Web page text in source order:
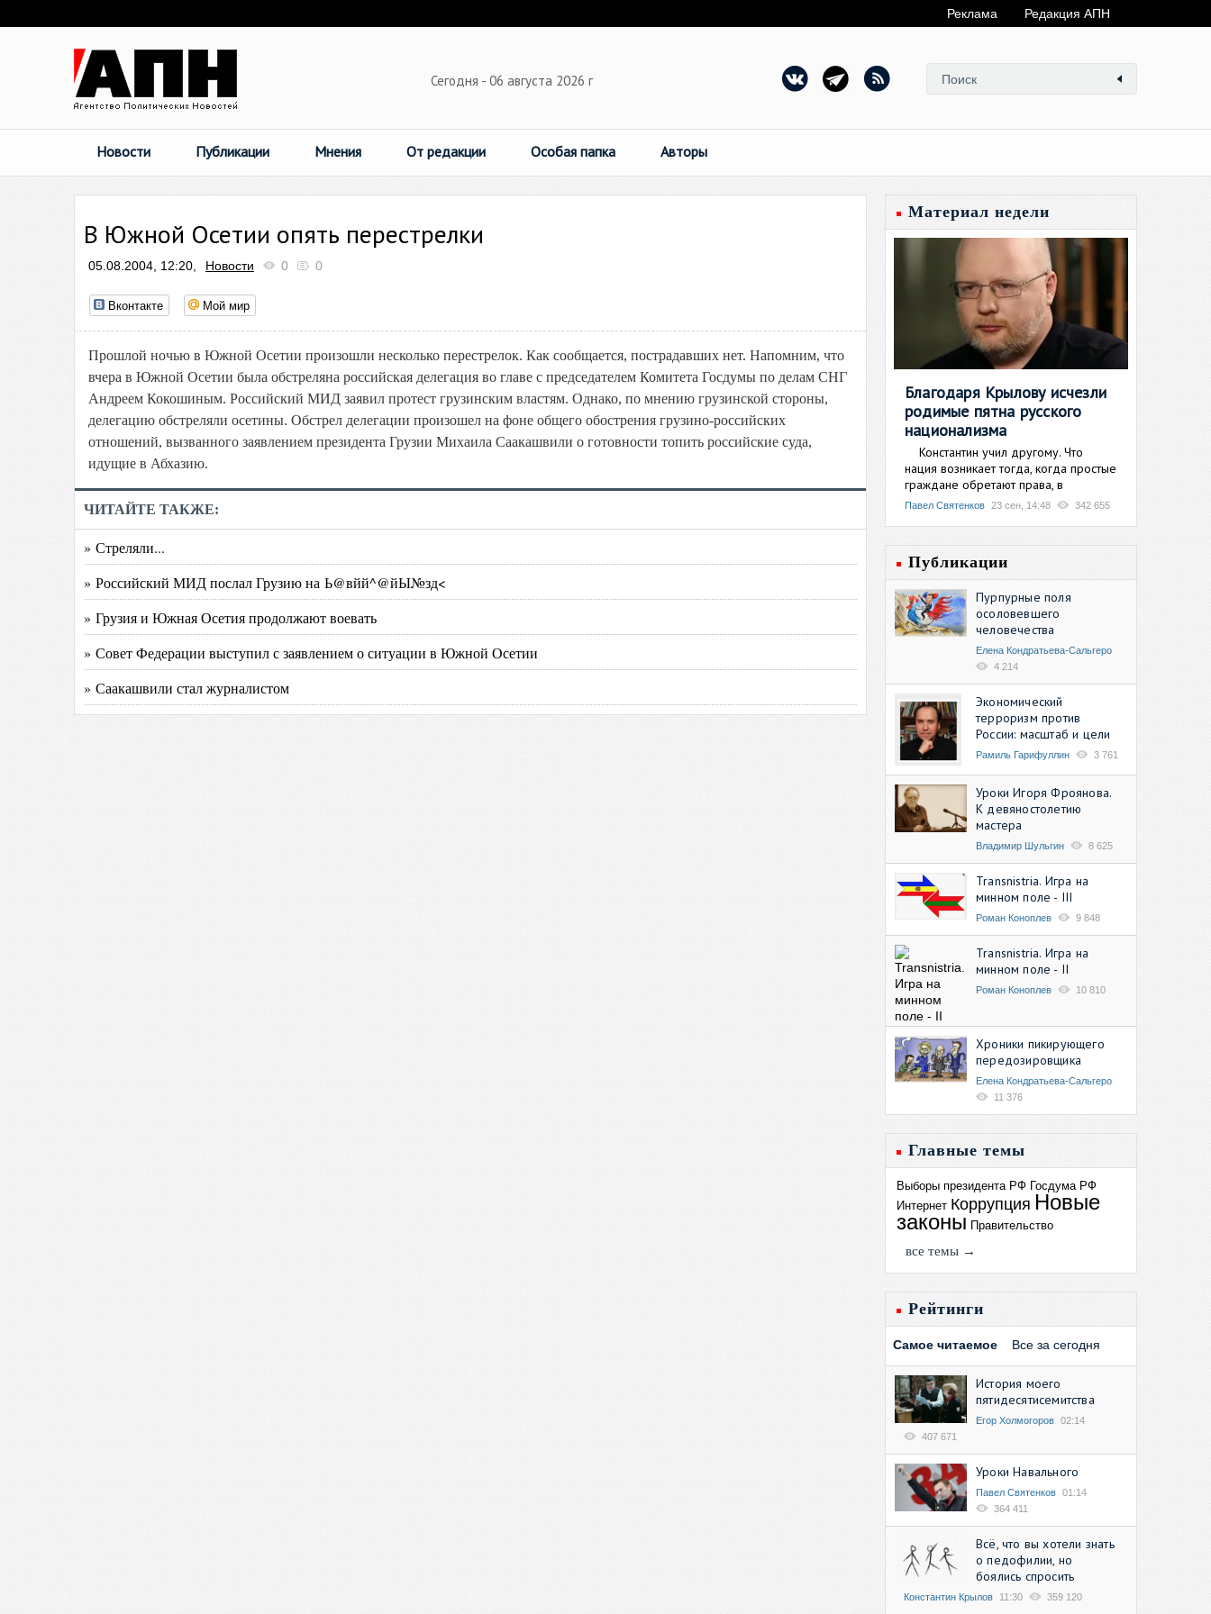
Реклама Редакция АПН
Сегодня - 06 августа 2026 г
Новости Публикации Мнения От редакции Особая папка Авторы
В Южной Осетии опять перестрелки
05.08.2004, 12:20, Новости 0 0
Вконтакте Мой мир
Прошлой ночью в Южной Осетии произошли несколько перестрелок. Как сообщается, пострадавших нет. Напомним, что
вчера в Южной Осетии была обстреляна российская делегация во главе с председателем Комитета Госдумы по делам СНГ
Андреем Кокошиным. Российский МИД заявил протест грузинским властям. Однако, по мнению грузинской стороны,
делегацию обстреляли осетины. Обстрел делегации произошел на фоне общего обострения грузино-российских
отношений, вызванного заявлением президента Грузии Михаила Саакашвили о готовности топить российские суда,
идущие в Абхазию.
ЧИТАЙТЕ ТАКЖЕ:
» Стреляли...
» Российский МИД послал Грузию на Ь@вйй^@йЫ№зд<
» Грузия и Южная Осетия продолжают воевать
» Совет Федерации выступил с заявлением о ситуации в Южной Осетии
» Саакашвили стал журналистом
Материал недели
Благодаря Крылову исчезли
родимые пятна русского
национализма
Константин учил другому. Что
нация возникает тогда, когда простые
граждане обретают права, в
Павел Святенков 23 сен, 14:48 342 655
Публикации
Пурпурные поля
осоловевшего
человечества
Елена Кондратьева-Сальгеро
4 214
Экономический
терроризм против
России: масштаб и цели
Рамиль Гарифуллин 3 761
Уроки Игоря Фроянова.
К девяностолетию
мастера
Владимир Шульгин 8 625
Transnistria. Игра на
минном поле - III
Роман Коноплев 9 848
Transnistria. Игра на
минном поле - II
Роман Коноплев 10 810
Хроники пикирующего
передозировщика
Елена Кондратьева-Сальгеро
11 376
Главные темы
Выборы президента РФ Госдума РФ
Интернет Коррупция Новые
законы Правительство
все темы →
Рейтинги
Самое читаемое Все за сегодня
История моего
пятидесятисемитства
Егор Холмогоров 02:14
407 671
Уроки Навального
Павел Святенков 01:14
364 411
Всё, что вы хотели знать
о педофилии, но
боялись спросить
Константин Крылов 11:30 359 120